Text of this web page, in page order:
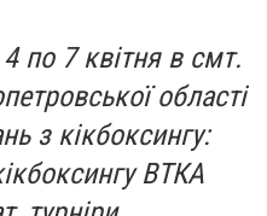
по 7 квітня в смт.
області
з кікбоксингу:
ВТКА